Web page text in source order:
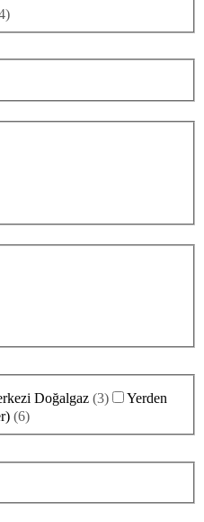
)
Doğalgaz (3)
Yerden
(6)